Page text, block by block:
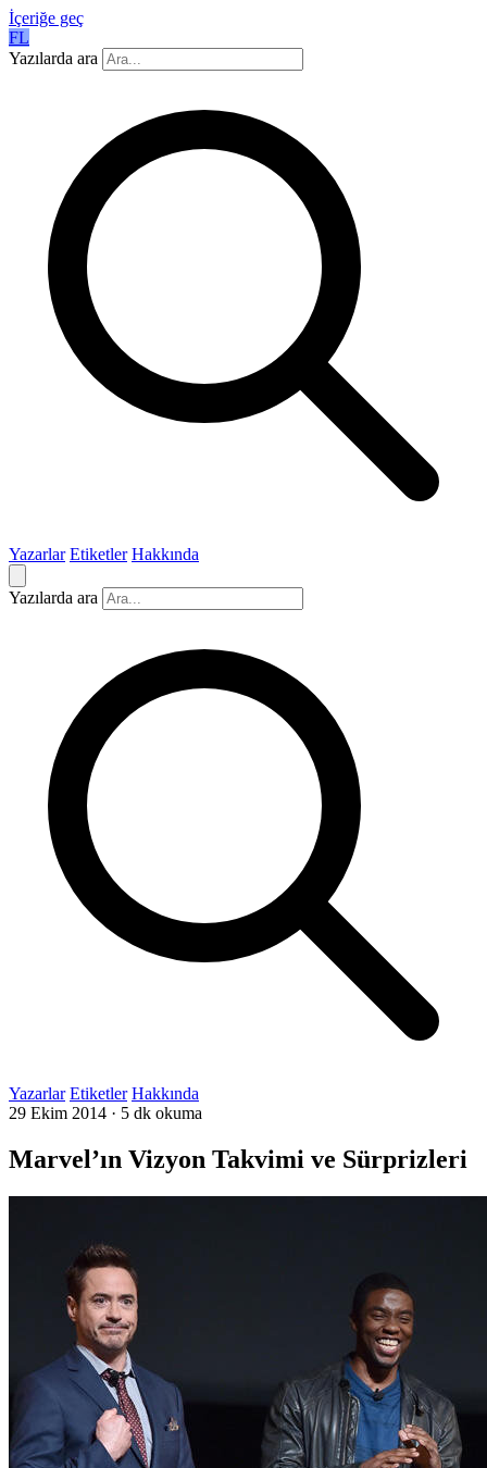
İçeriğe geç
FL
Yazılarda ara
Yazarlar Etiketler Hakkında
Yazılarda ara
Yazarlar Etiketler Hakkında
29 Ekim 2014 · 5 dk okuma
Marvel’ın Vizyon Takvimi ve Sürprizleri